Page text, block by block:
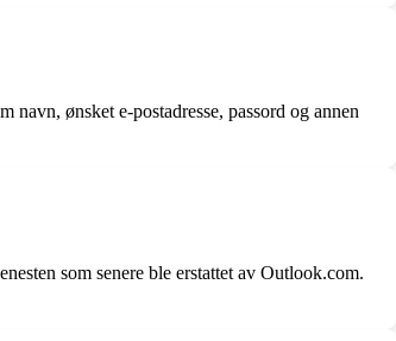
ønsket e-postadresse, passord og annen
som senere ble erstattet av Outlook.com.